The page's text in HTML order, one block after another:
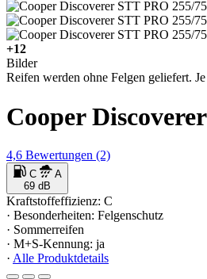
+12
Bilder
Reifen werden ohne Felgen geliefert.
Cooper
4,6 Bewertungen (2)
C
A
69 dB
Kraftstoffeffizienz: C
· Besonderheiten: Felgenschutz
· Sommerreifen
· M+S-Kennung: ja
· Alle Produktdetails